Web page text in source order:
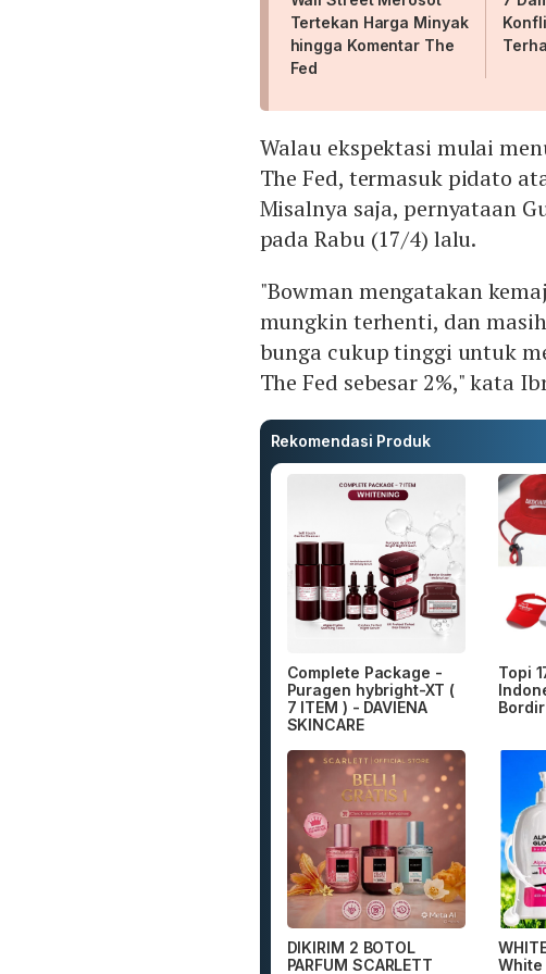
Tertekan Harga Minyak
hingga Komentar The
Fed
Walau ekspektasi mulai
The Fed, termasuk pidato
Misalnya saja, pernyataan
pada Rabu (17/4) lalu.
"Bowman mengatakan
mungkin terhenti, dan
bunga cukup tinggi untuk
The Fed sebesar 2%," kata
Rekomendasi Produk
Complete Package -
Puragen hybright-XT (
7 ITEM ) - DAVIENA
SKINCARE
Topi
DIKIRIM 2 BOTOL
PARFUM SCARLETT
White